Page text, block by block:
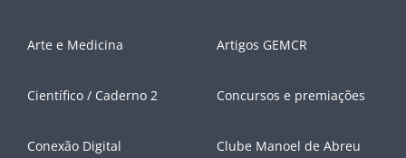
Arte e Medicina Artigos GEMCR
Científico / Caderno 2 Concursos e premiações
Conexão Digital Clube Manoel de Abreu